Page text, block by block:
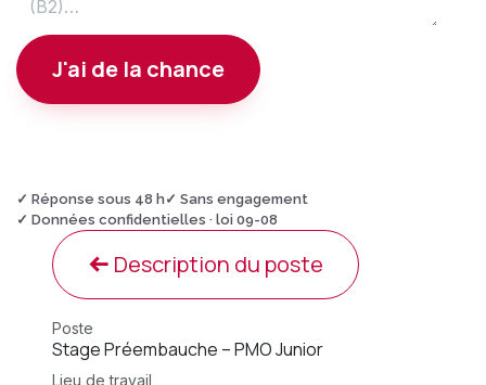
J'ai de la chance
✓ Réponse sous 48 h✓ Sans engagement
✓ Données confidentielles · loi 09-08
Description du poste
Poste
Stage Préembauche – PMO Junior
Lieu de travail